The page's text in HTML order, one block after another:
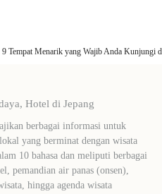
9 Tempat Menarik yang Wajib Anda Kunjungi
Hotel di Jepang
berbagai informasi untuk
yang berminat dengan wisata
10 bahasa dan meliputi berbagai
pemandian air panas (onsen),
hingga agenda wisata